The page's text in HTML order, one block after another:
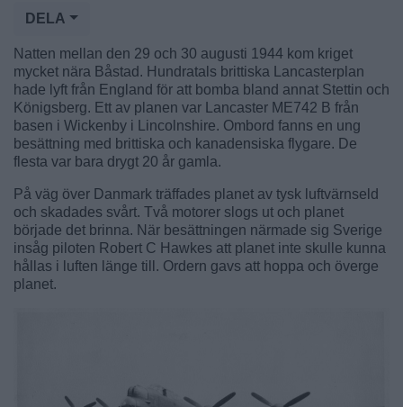
DELA
Natten mellan den 29 och 30 augusti 1944 kom kriget
mycket nära Båstad. Hundratals brittiska Lancasterplan
hade lyft från England för att bomba bland annat Stettin och
Königsberg. Ett av planen var Lancaster ME742 B från
basen i Wickenby i Lincolnshire. Ombord fanns en ung
besättning med brittiska och kanadensiska flygare. De
flesta var bara drygt 20 år gamla.
På väg över Danmark träffades planet av tysk luftvärnseld
och skadades svårt. Två motorer slogs ut och planet
började det brinna. När besättningen närmade sig Sverige
insåg piloten Robert C Hawkes att planet inte skulle kunna
hållas i luften länge till. Ordern gavs att hoppa och överge
planet.